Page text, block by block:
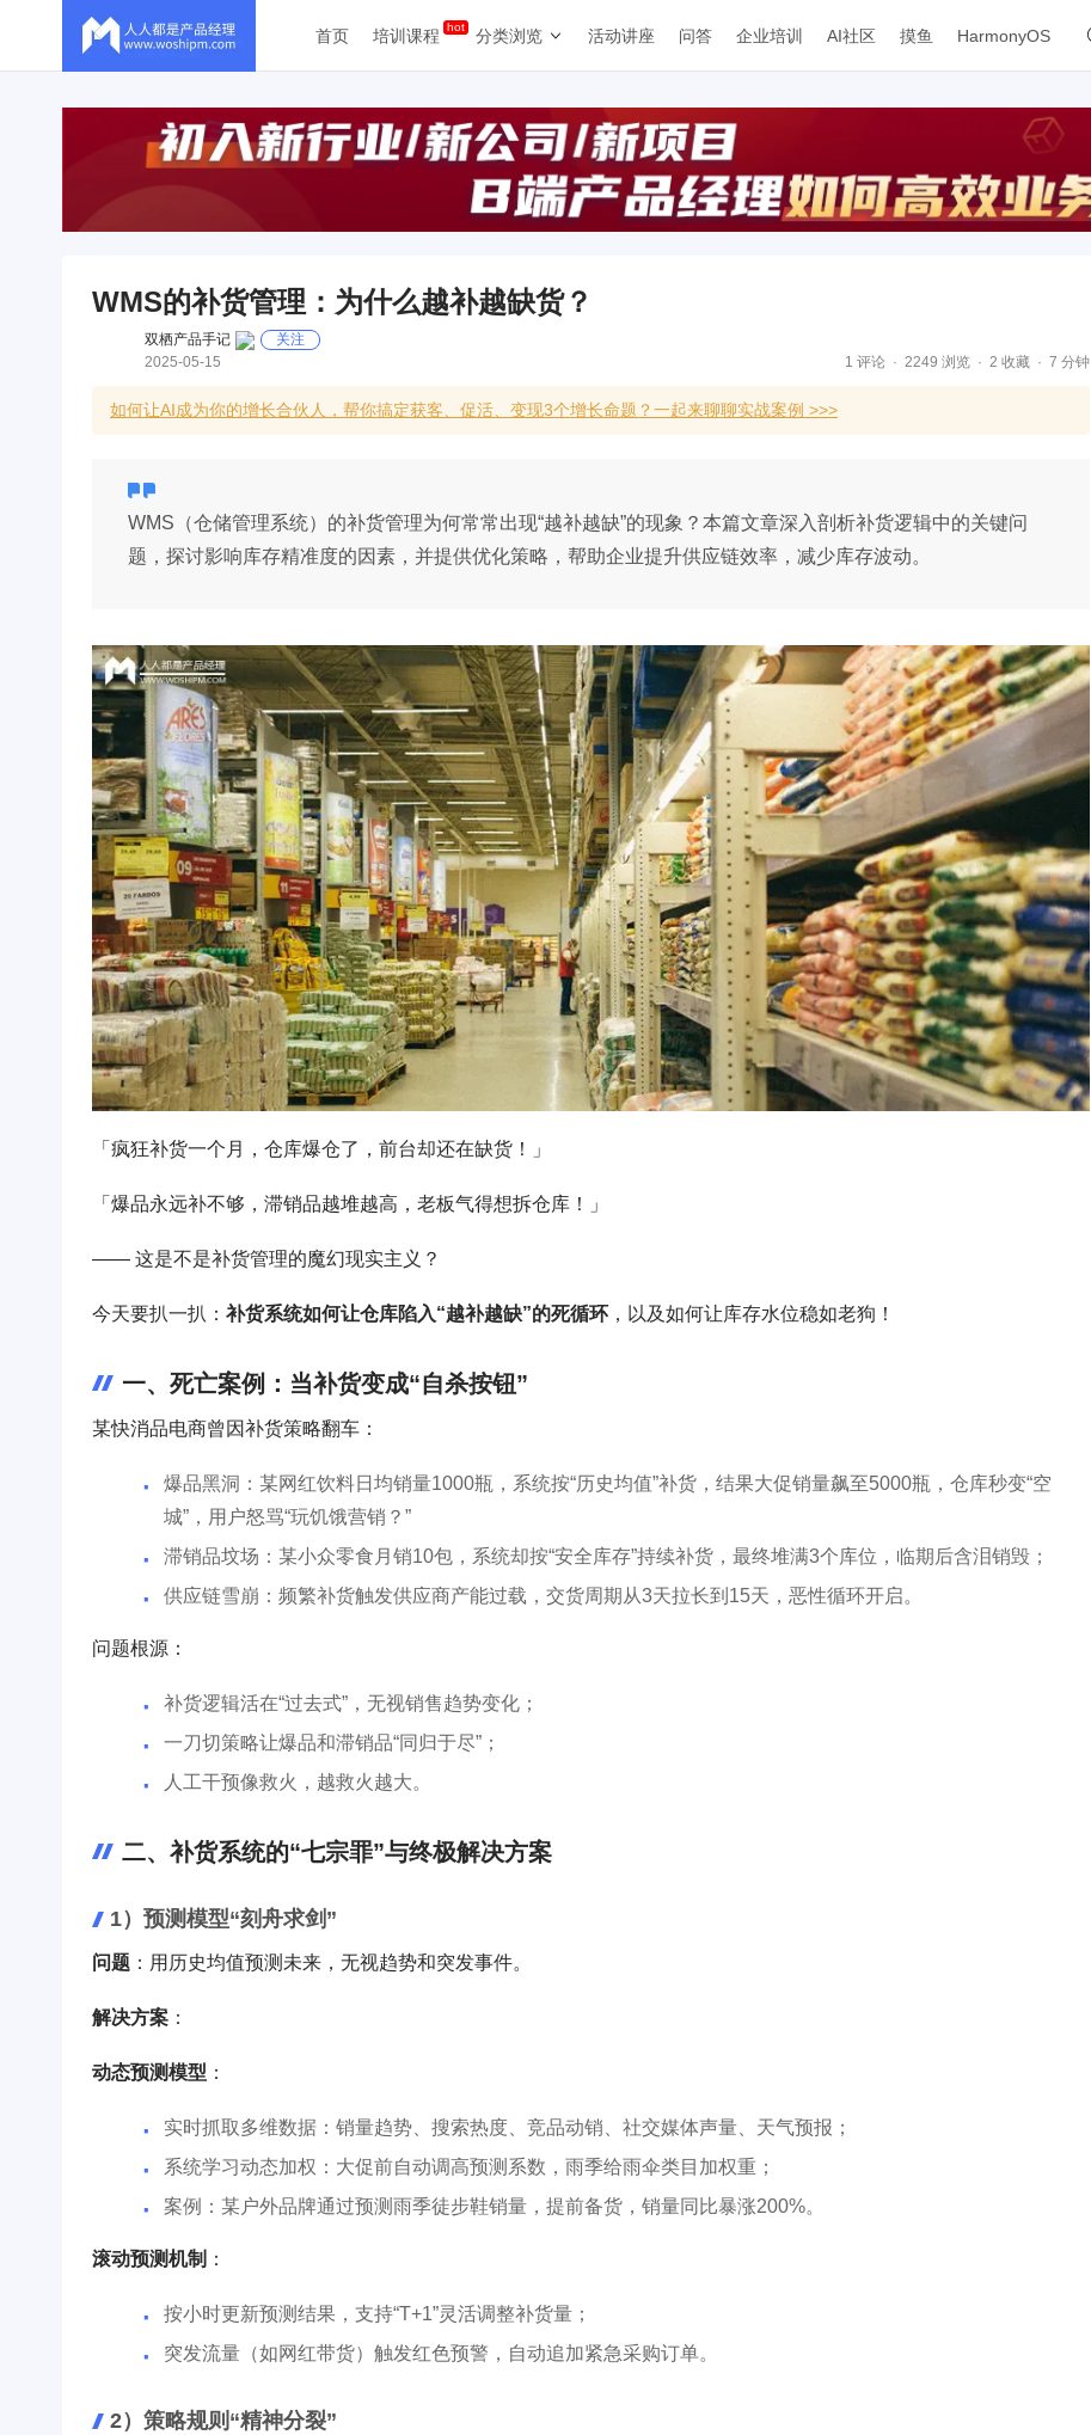
首页 培训课程 分类浏览 活动讲座 问答 企业培训 AI社区 摸鱼 HarmonyOS
WMS的补货管理：为什么越补越缺货？
双栖产品手记
关注
2025-05-15
1 评论 2249 浏览 2 收藏 7 分钟
如何让AI成为你的增长合伙人，帮你搞定获客、促活、变现3个增长命题？一起来聊聊实战案例 >>>
WMS（仓储管理系统）的补货管理为何常常出现“越补越缺”的现象？本篇文章深入剖析补货逻辑中的关键问
题，探讨影响库存精准度的因素，并提供优化策略，帮助企业提升供应链效率，减少库存波动。
「疯狂补货一个月，仓库爆仓了，前台却还在缺货！」
「爆品永远补不够，滞销品越堆越高，老板气得想拆仓库！」
—— 这是不是补货管理的魔幻现实主义？
今天要扒一扒： 补货系统如何让仓库陷入“越补越缺”的死循环 ，以及如何让库存水位稳如老狗！
一、死亡案例：当补货变成“自杀按钮”
某快消品电商曾因补货策略翻车：
爆品黑洞：某网红饮料日均销量1000瓶，系统按“历史均值”补货，结果大促销量飙至5000瓶，仓库秒变“空
城”，用户怒骂“玩饥饿营销？”
滞销品坟场：某小众零食月销10包，系统却按“安全库存”持续补货，最终堆满3个库位，临期后含泪销毁；
供应链雪崩：频繁补货触发供应商产能过载，交货周期从3天拉长到15天，恶性循环开启。
问题根源：
补货逻辑活在“过去式”，无视销售趋势变化；
一刀切策略让爆品和滞销品“同归于尽”；
人工干预像救火，越救火越大。
二、补货系统的“七宗罪”与终极解决方案
1）预测模型“刻舟求剑”
问题 ：用历史均值预测未来，无视趋势和突发事件。
解决方案 ：
动态预测模型 ：
实时抓取多维数据：销量趋势、搜索热度、竞品动销、社交媒体声量、天气预报；
系统学习动态加权：大促前自动调高预测系数，雨季给雨伞类目加权重；
案例：某户外品牌通过预测雨季徒步鞋销量，提前备货，销量同比暴涨200%。
滚动预测机制 ：
按小时更新预测结果，支持“T+1”灵活调整补货量；
突发流量（如网红带货）触发红色预警，自动追加紧急采购订单。
2）策略规则“精神分裂”